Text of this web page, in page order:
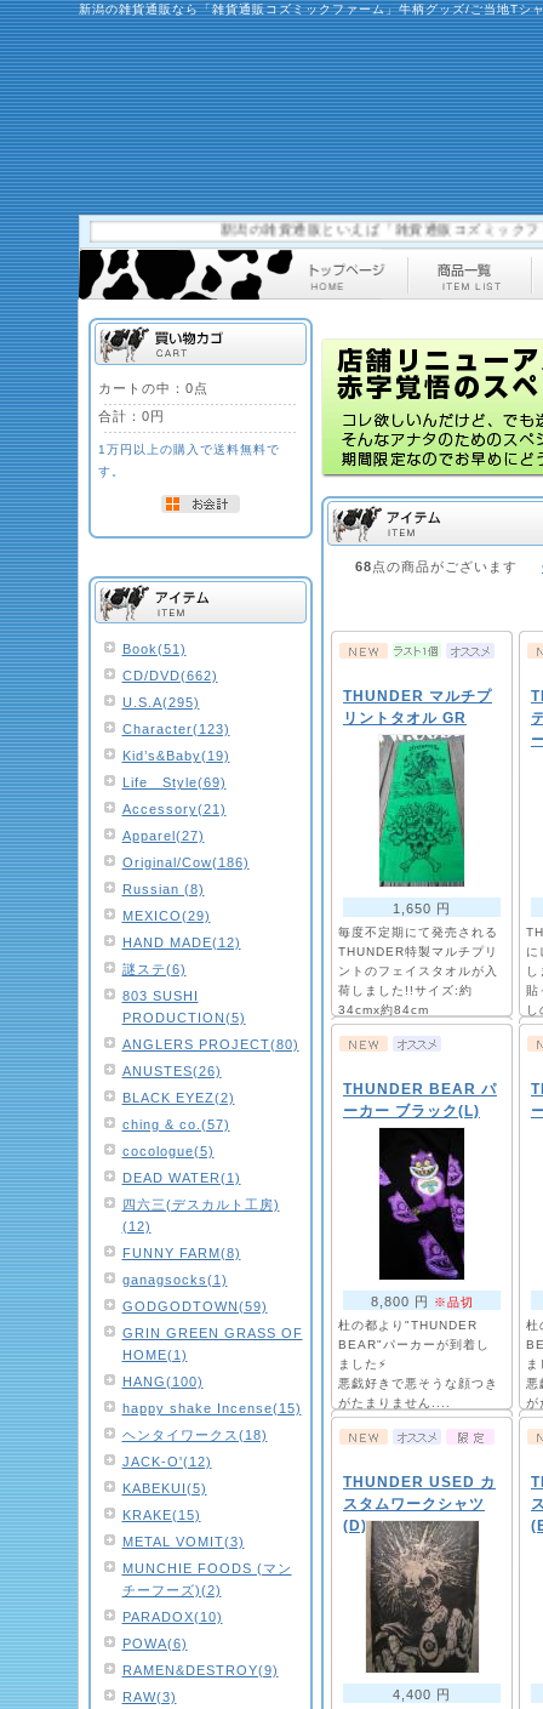
新潟の雑貨通販なら「雑貨通販コズミックファーム」牛柄グッズ/ご当地Tシ
新潟の雑貨通販といえば「雑貨通販コズミックファ
カートの中：0点
合計： 0円
1万円以上の購入で送料無料で
す。
Book(51)
CD/DVD(662)
U.S.A(295)
Character(123)
Kid’s&Baby(19)
Life Style(69)
Accessory(21)
Apparel(27)
Original/Cow(186)
Russian (8)
MEXICO(29)
HAND MADE(12)
謎ステ(6)
803 SUSHI
PRODUCTION(5)
ANGLERS PROJECT(80)
ANUSTES(26)
BLACK EYEZ(2)
ching & co.(57)
cocologue(5)
DEAD WATER(1)
四六三(デスカルト工房)
(12)
FUNNY FARM(8)
ganagsocks(1)
GODGODTOWN(59)
GRIN GREEN GRASS OF
HOME(1)
HANG(100)
happy shake Incense(15)
ヘンタイワークス(18)
JACK-O'(12)
KABEKUI(5)
KRAKE(15)
METAL VOMIT(3)
MUNCHIE FOODS (マン
チーフーズ)(2)
PARADOX(10)
POWA(6)
RAMEN&DESTROY(9)
RAW(3)
68点の商品がございます
THUNDER マルチプ
リントタオル GR
1,650 円
毎度不定期にて発売される
THUNDER特製マルチプリ
ントのフェイスタオルが入
荷しました!!サイズ:約
34cmx約84cm
に
貼
㎝
THUNDER BEAR パ
ーカー ブラック(L)
8,800 円
※品切
杜の都より"THUNDER
BEAR"パーカーが到着し
ました⚡
悪戯好きで悪そうな顔つき
がたまりません....
モチーフはあのクマさん⁉
杜
ま
悪
が
モ
THUNDER USED カ
スタムワークシャツ
(D)
4,400 円